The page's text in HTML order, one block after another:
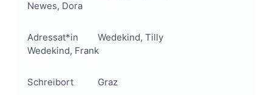
Newes, Dora
Adressat*in
Wedekind, Tilly
Wedekind, Frank
Schreibort Graz